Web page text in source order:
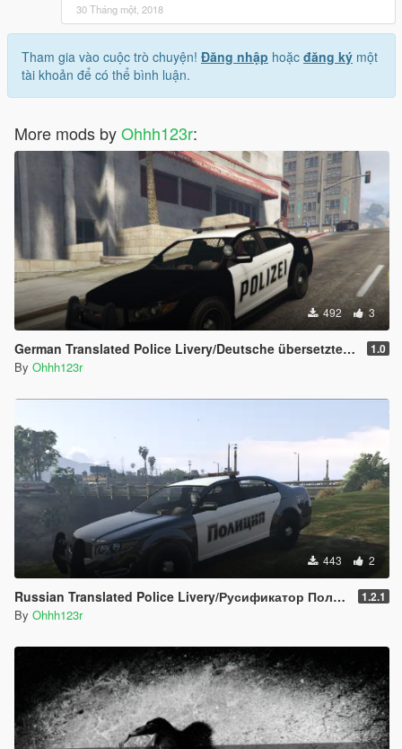
30 Tháng một, 2018
Tham gia vào cuộc trò chuyện! Đăng nhập hoặc đăng ký một
tài khoản để có thể bình luận.
More mods byOhhh123r:
492 3
German Translated Police Livery/Deutsche übersetzte Polizei-Livree 1.0
By Ohhh123r
443 2
Russian Translated Police Livery/Русификатор Полицейская Ливрея 1.2.1
By Ohhh123r